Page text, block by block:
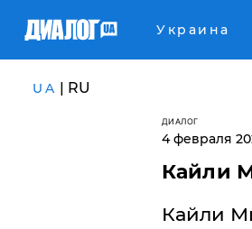
Украина
UA | RU
ДИАЛОГ
4 февраля
Кайли
Кайли